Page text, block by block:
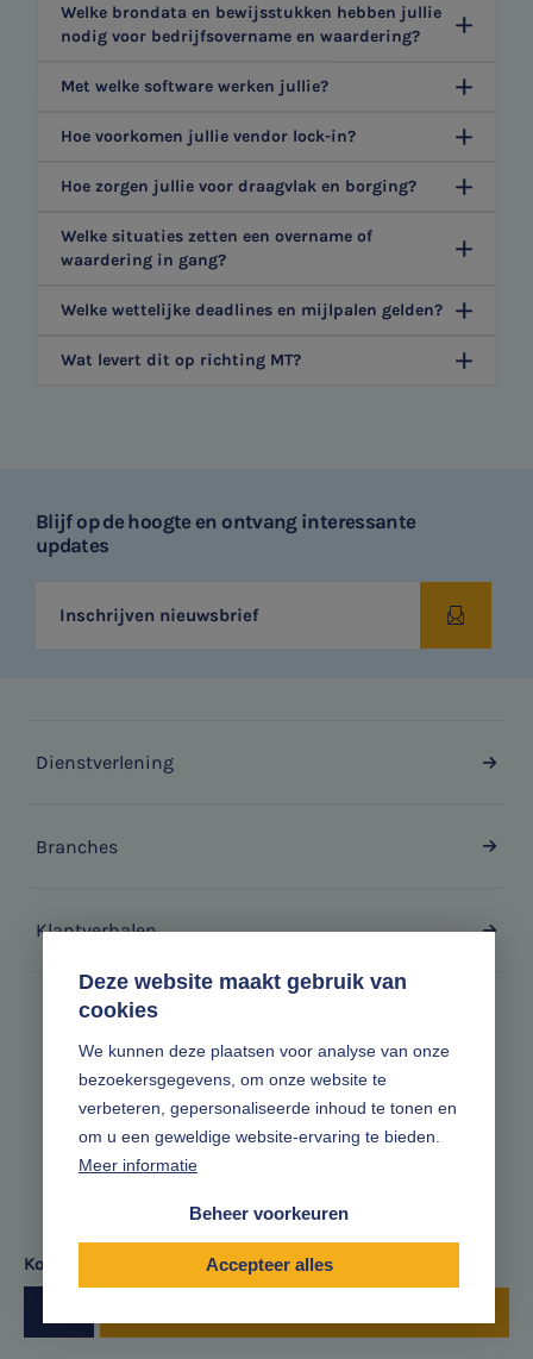
Deze website maakt gebruik van
cookies
We kunnen deze plaatsen voor analyse van onze
bezoekersgegevens, om onze website te
verbeteren, gepersonaliseerde inhoud te tonen en
om u een geweldige website-ervaring te bieden.
Meer informatie
Beheer voorkeuren
Accepteer alles
Kom met ons in contact
Welke brondata en bewijsstukken hebben jullie
nodig voor bedrijfsovername en waardering?
Met welke software werken jullie?
Hoe voorkomen jullie vendor lock-in?
Hoe zorgen jullie voor draagvlak en borging?
Welke situaties zetten een overname of
waardering in gang?
Welke wettelijke deadlines en mijlpalen gelden?
Wat levert dit op richting MT?
Blijf op de hoogte en ontvang interessante
updates
Inschrijven nieuwsbrief
Dienstverlening
Branches
Klantverhalen
Volg ons online